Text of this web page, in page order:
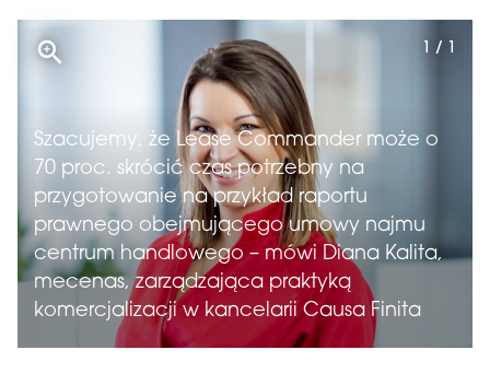
Szacujemy, że Lease Commander może o
70 proc. skrócić czas potrzebny na
przygotowanie na przykład raportu
prawnego obejmującego umowy najmu
centrum handlowego – mówi Diana Kalita,
mecenas, zarządzająca praktyką
komercjalizacji w kancelarii Causa Finita
1 / 1